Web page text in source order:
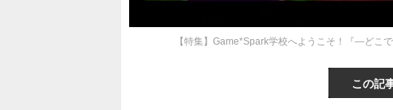
【特集】Game*Spark学校へようこそ！『―どこ
この記